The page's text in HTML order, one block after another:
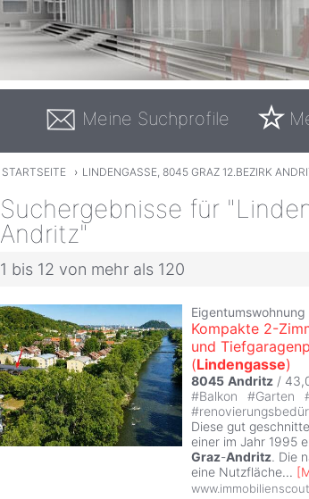
Meine Suchprofile
STARTSEITE › LINDENGASSE, 8045 GRAZ 12.BEZIRK
Suchergebnisse für
Andritz"
1 bis 12 von mehr als 120
Eigentumswohnung
Kompakte 2-
und
(Lindengasse)
8045 Andritz /
#Balkon #Garten
#
Diese gut
einer im Jahr 1995
Graz-Andritz. Die
eine Nutzfläche... [